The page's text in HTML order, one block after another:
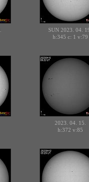
SUN 2023. 04.
h:345 c: 1 v:79
2023. 04. 15.
h:372 v:85